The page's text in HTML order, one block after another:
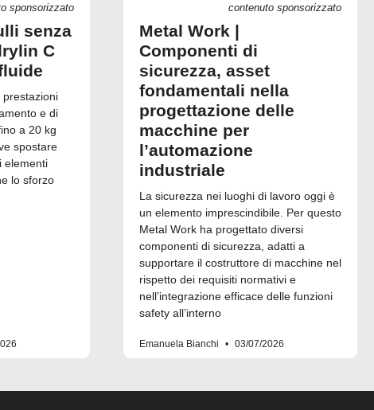
sponsorizzato
senza
C
prestazioni
e di
a 20 kg
spostare
elementi
lo sforzo
contenuto sponsorizzato
Metal Work |
Componenti di
sicurezza, asset
fondamentali nella
progettazione delle
macchine per
l’automazione
industriale
La sicurezza nei luoghi di lavoro oggi è
un elemento imprescindibile. Per questo
Metal Work ha progettato diversi
componenti di sicurezza, adatti a
supportare il costruttore di macchine nel
rispetto dei requisiti normativi e
nell’integrazione efficace delle funzioni
safety all’interno
Emanuela Bianchi 03/07/2026